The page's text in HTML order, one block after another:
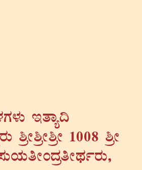
EvÁå¢
²æÃ²æÃ²æÃ 1008 ²æÃ